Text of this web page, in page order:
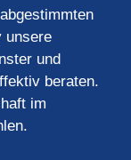
unsere
und
beraten.
im